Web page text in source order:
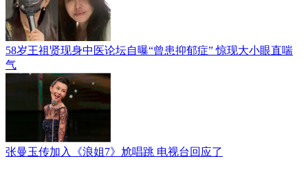
58岁王祖贤现身中医论坛自曝“曾患抑郁症” 惊现大小眼直喘
气
张曼玉传加入《浪姐7》尬唱跳 电视台回应了